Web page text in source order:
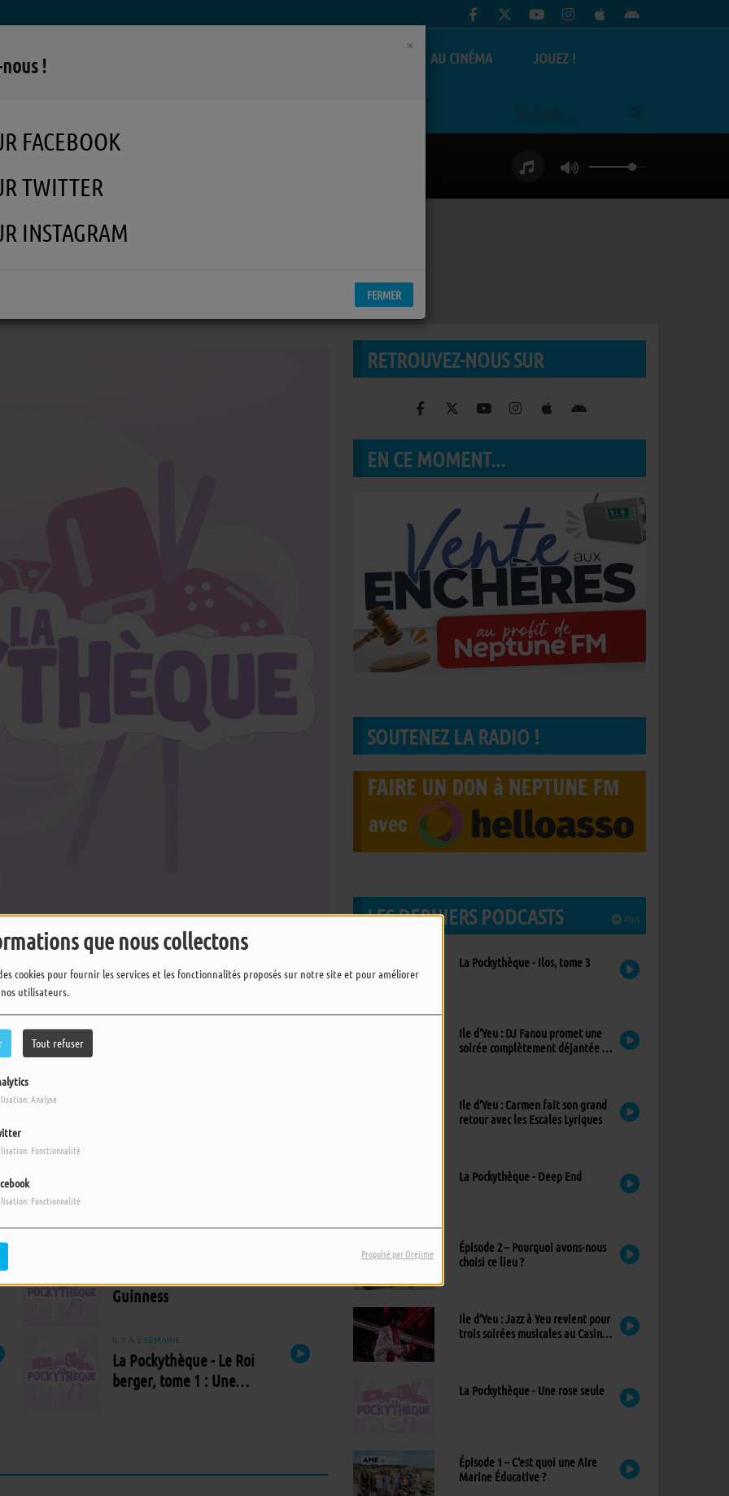
que nous collectons
cookies pour fournir les services et les fonctionnalités proposés sur notre site et pour améliorer
utilisateurs.
Tout refuser
Analyse
Fonctionnalité
Fonctionnalité
Propulsé par Orejime
LA RADIO AU CINÉMA JOUEZ !
pour une dose de culture ! Découvrez chaque jour
film ou série ! Du lundi au vendredi à 8h40 et 18h40,
!
Guinness
IL Y A 1 SEMAINE
La Pockythèque - Le Roi
berger, tome 1 : Une
RETROUVEZ-NOUS SUR
EN CE MOMENT...
SOUTENEZ LA RADIO !
Plus
LES DERNIERS PODCASTS
La Pockythèque - Ilos, tome 3
Ile d’Yeu : DJ Fanou promet une
soirée complètement déjantée à
Ile d’Yeu : Carmen fait son grand
retour avec les Escales Lyriques
La Pockythèque - Deep End
Épisode 2 – Pourquoi avons-nous
choisi ce lieu ?
Ile d’Yeu : Jazz à Yeu revient pour
trois soirées musicales au Casino,
La Pockythèque - Une rose seule
Épisode 1 – C'est quoi une Aire
Marine Éducative ?
×
!
FACEBOOK
TWITTER
INSTAGRAM
FERMER